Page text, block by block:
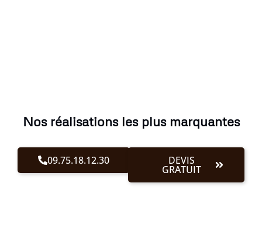
Nos réalisations les plus marquantes
09.75.18.12.30 DEVIS
GRATUIT